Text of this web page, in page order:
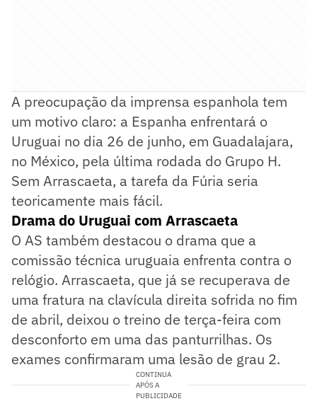
A preocupação da imprensa espanhola tem
um motivo claro: a Espanha enfrentará o
Uruguai no dia 26 de junho, em Guadalajara,
no México, pela última rodada do Grupo H.
Sem Arrascaeta, a tarefa da Fúria seria
teoricamente mais fácil.
Drama do Uruguai com Arrascaeta
O AS também destacou o drama que a
comissão técnica uruguaia enfrenta contra o
relógio. Arrascaeta, que já se recuperava de
uma fratura na clavícula direita sofrida no fim
de abril, deixou o treino de terça-feira com
desconforto em uma das panturrilhas. Os
exames confirmaram uma lesão de grau 2.
CONTINUA
APÓS A
PUBLICIDADE